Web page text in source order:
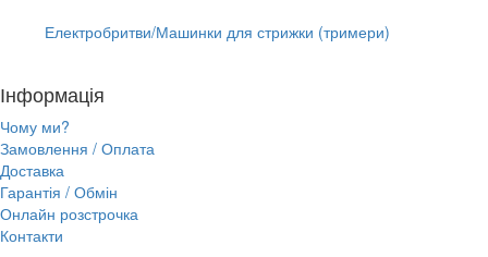
Електробритви/Машинки для стрижки (тримери)
Інформація
Чому ми?
Замовлення / Оплата
Доставка
Гарантія / Обмін
Онлайн розстрочка
Контакти